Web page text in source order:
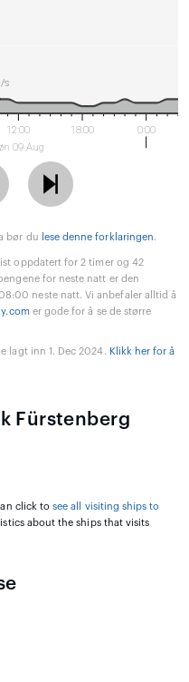
12:00
09 Aug
18:00 0:00
s
bør du lese denne forklaringen.
oppdatert for 2 timer og 42
for neste natt er den
neste natt. Vi anbefaler alltid å
er gode for å se de større
lagt inn 1. Dec 2024. Klikk her for å
Fürstenberg
click tosee all visiting ships to
about the ships that visits